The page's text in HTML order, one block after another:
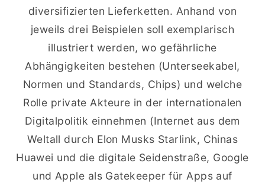
diversifizierten Lieferketten. Anhand von
jeweils drei Beispielen soll exemplarisch
illustriert werden, wo gefährliche
Abhängigkeiten bestehen (Unterseekabel,
Normen und Standards, Chips) und welche
Rolle private Akteure in der internationalen
Digitalpolitik einnehmen (Internet aus dem
Weltall durch Elon Musks Starlink, Chinas
Huawei und die digitale Seidenstraße, Google
und Apple als Gatekeeper für Apps auf